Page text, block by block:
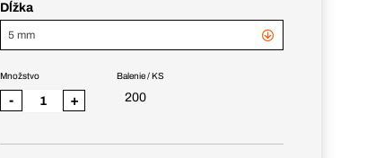
Dĺžka
5 mm
Balenie / KS
200
Množstvo
- +